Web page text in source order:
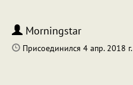
Morningstar
Присоединился 4 апр. 2018 г.